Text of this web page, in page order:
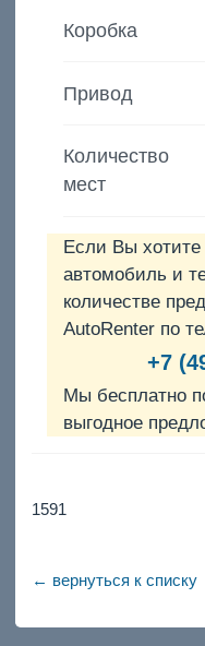
Коробка
Привод
Количество
мест
Если Вы хотите
автомобиль и
количестве
AutoRenter по
+7
Мы бесплатно
выгодное
1591
← вернуться к списку